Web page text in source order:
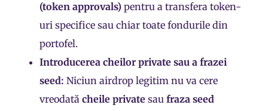
(token approvals) pentru a transfera token-
uri specifice sau chiar toate fondurile din
portofel.
Introducerea cheilor private sau a frazei
seed: Niciun airdrop legitim nu va cere
vreodată cheile private sau fraza seed